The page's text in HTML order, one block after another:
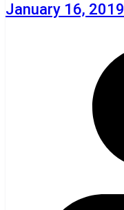
January 16, 2019